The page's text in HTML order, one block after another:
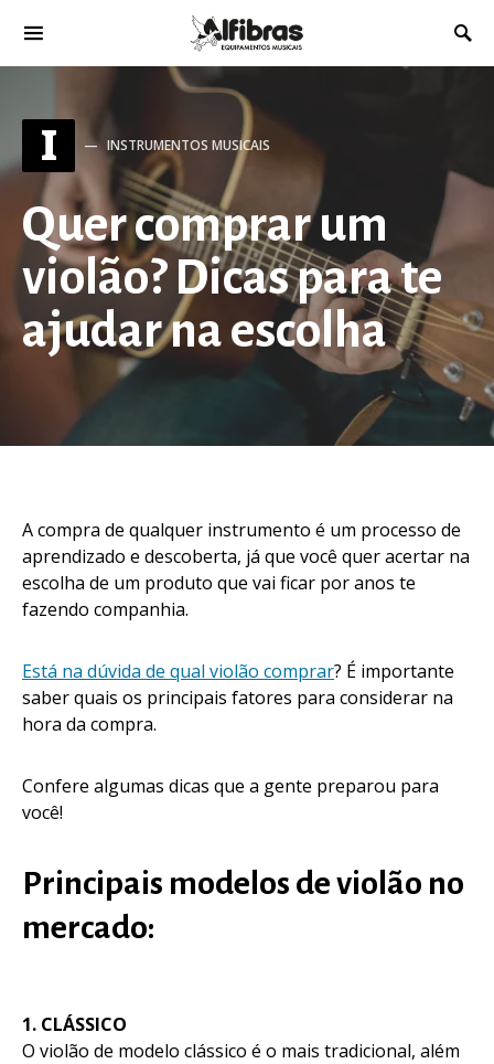
I INSTRUMENTOS MUSICAIS
Quer comprar um
violão? Dicas para te
ajudar na escolha
A compra de qualquer instrumento é um processo de
aprendizado e descoberta, já que você quer acertar na
escolha de um produto que vai ficar por anos te
fazendo companhia.
Está na dúvida de qual violão comprar? É importante
saber quais os principais fatores para considerar na
hora da compra.
Confere algumas dicas que a gente preparou para
você!
Principais modelos de violão no
mercado:
1. CLÁSSICO
O violão de modelo clássico é o mais tradicional, além